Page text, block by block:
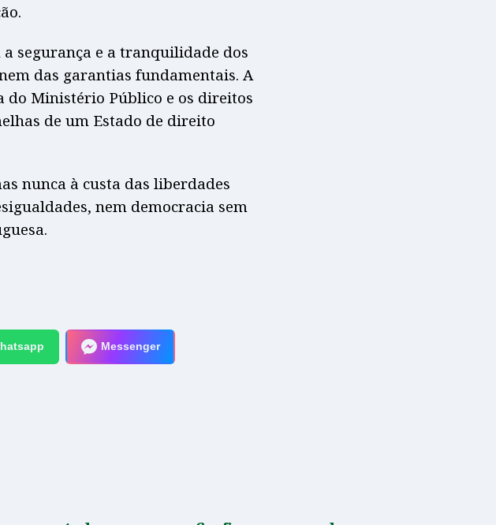
segurança e a tranquilidade dos
das garantias fundamentais. A
Ministério Público e os direitos
de um Estado de direito
nunca à custa das liberdades
nem democracia sem
Messenger